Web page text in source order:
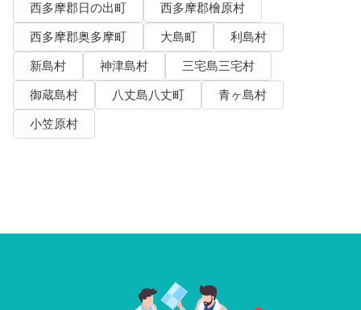
西多摩郡日の出町
西多摩郡檜原村
西多摩郡奥多摩町
大島町
利島村
新島村
神津島村
三宅島三宅村
御蔵島村
八丈島八丈町
青ヶ島村
小笠原村